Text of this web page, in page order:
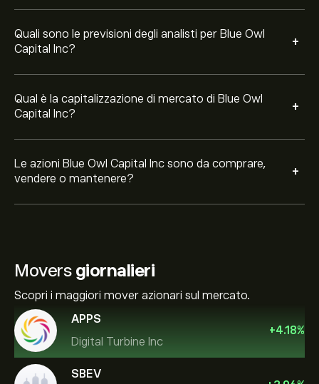
Quali sono le previsioni degli analisti per Blue Owl
Capital Inc?
+
Qual è la capitalizzazione di mercato di Blue Owl
Capital Inc?
+
Le azioni Blue Owl Capital Inc sono da comprare,
vendere o mantenere?
+
Movers giornalieri
Scopri i maggiori mover azionari sul mercato.
APPS
Digital Turbine Inc
+4.18%
SBEV